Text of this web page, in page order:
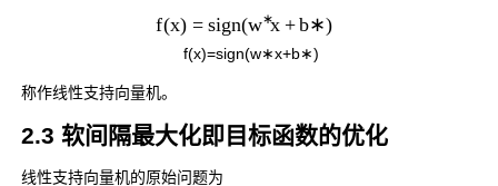
f(x) = sign(w∗x +b∗)
f(x)=sign(w∗x+b∗)
称作线性支持向量机。
2.3 软间隔最大化即目标函数的优化
线性支持向量机的原始问题为